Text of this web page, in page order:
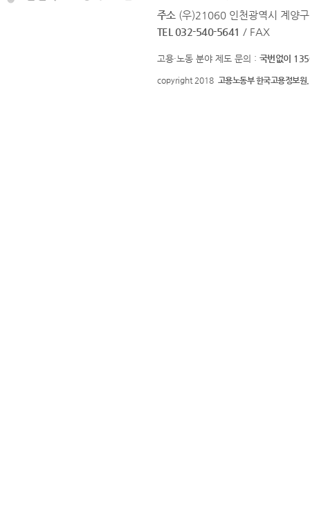
주소 (우)21060 인천광역시 계양
TEL 032-540-5641 / FAX
고용·노동 분야 제도 문의 : 국번없이
copyright 2018 고용노동부 한국고용정보원.